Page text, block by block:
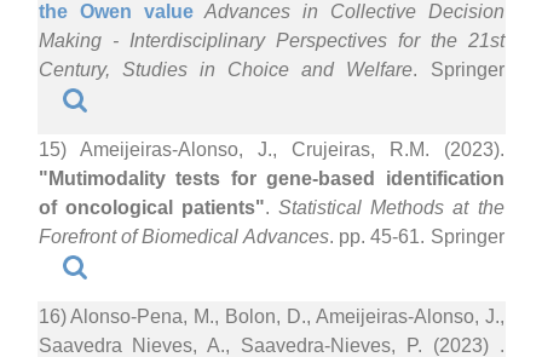
the Owen valueAdvances in Collective Decision
Making - Interdisciplinary Perspectives for the 21st
Century, Studies in Choice and Welfare. Springer
15) Ameijeiras-Alonso, J., Crujeiras, R.M. (2023).
"Mutimodality tests for gene-based identification
of oncological patients".Statistical Methods at the
Forefront of Biomedical Advances. pp. 45-61. Springer
16) Alonso-Pena, M., Bolon, D., Ameijeiras-Alonso, J.,
Saavedra Nieves, A., Saavedra-Nieves, P. (2023) .